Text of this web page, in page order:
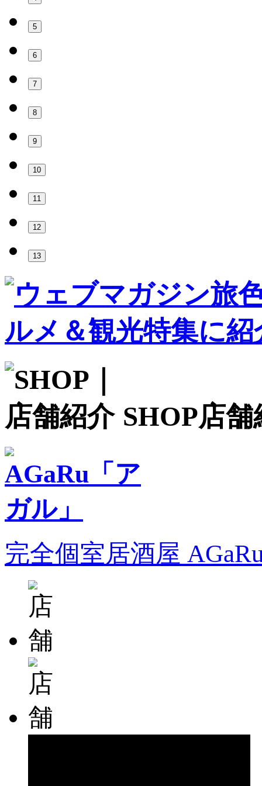
5
6
7
8
9
10
11
12
13
SHOP店舗
完全個室居酒屋